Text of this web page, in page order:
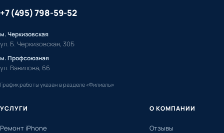
УСЛУГИ
Ремонт iPhone
О КОМПАНИИ
Отзывы
+7 (495) 798-59-52
м. Черкизовская
ул. Б. Черкизовская, 30Б
м. Профсоюзная
ул. Вавилова, 66
График работы указан в разделе «Филиалы»